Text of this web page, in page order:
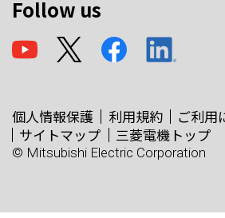
Follow us
個人情報保護 利用規約
ご利用
サイトマップ
三菱電機トップ
© Mitsubishi Electric Corporation